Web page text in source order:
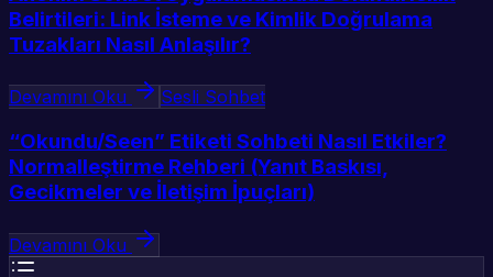
Belirtileri: Link İsteme ve Kimlik Doğrulama
Tuzakları Nasıl Anlaşılır?
Devamını Oku Sesli Sohbet
“Okundu/Seen” Etiketi Sohbeti Nasıl Etkiler?
Normalleştirme Rehberi (Yanıt Baskısı,
Gecikmeler ve İletişim İpuçları)
Devamını Oku